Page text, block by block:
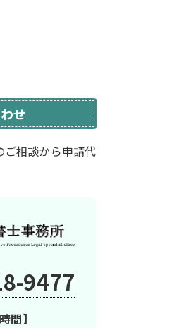
せ
ご相談から申請代
9477
間】